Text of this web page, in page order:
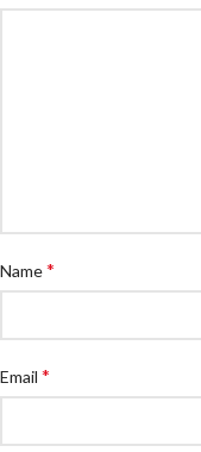
Name*
Email *